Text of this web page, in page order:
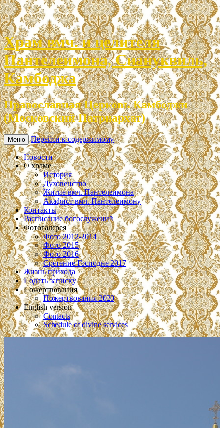
Храм вмч. и целителя
Пантелеимона, Сиануквиль,
Камбоджа
Православная Церковь Камбоджи
(Московский Патриархат)
Меню Перейти к содержимому
Новости
О храме
История
Духовенство
Житие вмч. Пантелеимона
Акафист вмч. Пантелеимону
Контакты
Расписание богослужений
Фотогалерея
Фото 2012-2014
Фото 2015
Фото 2016
Сретение Господне 2017
Жизнь прихода
Подать записку
Пожертвования
Пожертвования 2020
English version
Contacts
Schedule of divine services